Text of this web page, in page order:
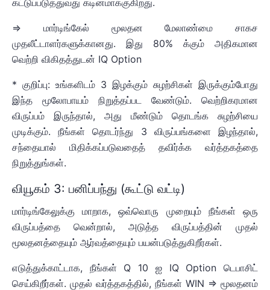
=> மார்டிங்கேல் மூலதன மேலாண்மை சாகச
முதலீட்டாளர்களுக்கானது. இது 80% க்கும் அதிகமான
வெற்றி விகிதத்துடன் IQ Option
* குறிப்பு: உங்களிடம் 3 இழக்கும் சுழற்சிகள் இருக்கும்போது
இந்த மூலோபாயம் நிறுத்தப்பட வேண்டும். வெற்றிகரமான
விருப்பம் இருந்தால், அது மீண்டும் தொடங்க சுழற்சியை
முடிக்கும். நீங்கள் தொடர்ந்து 3 விருப்பங்களை இழந்தால்,
சந்தையால் மிதிக்கப்படுவதைத் தவிர்க்க வர்த்தகத்தை
நிறுத்துங்கள்.
வியூகம் 3: பனிப்பந்து (கூட்டு வட்டி)
மார்டிங்கேலுக்கு மாறாக, ஒவ்வொரு முறையும் நீங்கள் ஒரு
விருப்பத்தை வென்றால், அடுத்த விருப்பத்தின் முதல்
மூலதனத்தையும் ஆர்வத்தையும் பயன்படுத்துகிறீர்கள்.
எடுத்துக்காட்டாக, நீங்கள் Q 10 ஐ IQ Option டெபாசிட்
செய்கிறீர்கள். முதல் வர்த்தகத்தில், நீங்கள் WIN => மூலதனம்